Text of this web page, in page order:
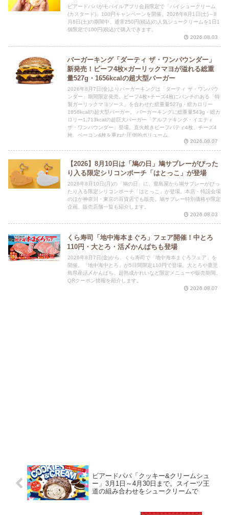
ビアードパパがモバイルアプリ会員限定で「パイシュークリーム
(カスタード)」100円キャンペーンを開催。2026年8月1日(土)～8
月8日(土)の期間中、通常250円(税込)の人気シュークリームを1日1
個限定で100円(税込)で購入できます。
2026.08.03
バーガーキング「ダーティ ザ・ワンパウンダー」
新発売！ビーフ4枚×ガーリックマヨが溢れる総重
量527g・1656kcalの超大型バーガー
2026年8月7日(金)よりバーガーキングは「ダーティ ザ・ワンパウ
ンダー」期間限定発売。ビーフ4枚×チーズ4枚にパンチのある「特
製ガーリックマヨソース」を合わせた総重量527g・総カロリー
1656kcalの超大型バーガー。 バーガーキングに総重量543g・総カ
ロリー1,713kcalの超巨大バーガー「アルファキング・イエティ
ザ・ワンパウンダー」登場。直火焼きビーフパティ4枚、チーズ4
枚、ベーコン4枚を重ねた圧倒的ボリューム。
2026.08.07
【2026】8月10日は「鳩の日」鳩サブレーがぴった
り入る限定シリコンポーチ「はとっこ」が登場
2026年8月10日(月)の「鳩の日」に、豊島屋から鳩サブレーがぴっ
たり入る限定シリコンポーチ「はとっこ」が登場。本店・特設会場
のほか神奈川・東京の百貨店でも販売。鳩サブレー特別価格や限定
企画、販売店舗一覧も紹介します。
2026.08.03
くら寿司「地中海本まぐろ」フェア開催！中とろ
110円・大とろ・活〆かんぱちも登場
2026年8月7日(金)から、くら寿司で「地中海本まぐろフェア」を
開催。「地中海中とろ」が5日間限定110円で登場。大とろや鹿児
島県産活〆かんぱち、超熟成かれいなど限定メニューや販売期間、
QRクーポン情報を紹介します。
2026.08.07
ビアードパパ「クッキー&クリームシュ
ー」3月1日～4月30日まで。スイーツ王
道の組み合わせをシュークリームで